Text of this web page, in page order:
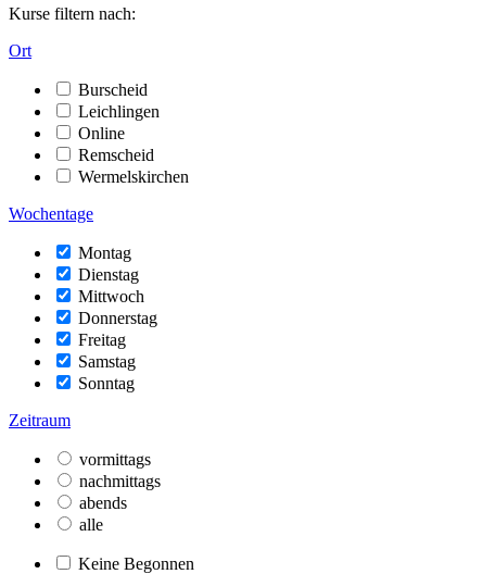
Kurse filtern nach:
Ort
Burscheid
Leichlingen
Online
Remscheid
Wermelskirchen
Wochentage
Montag
Dienstag
Mittwoch
Donnerstag
Freitag
Samstag
Sonntag
Zeitraum
vormittags
nachmittags
abends
alle
Keine Begonnen